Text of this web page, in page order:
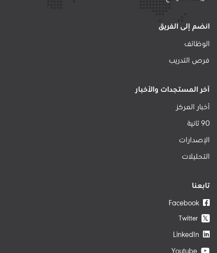
انضم إلى الفريق
الوظائف
فرص التدريب
آخر المستجدات والأخبار
أخبار المركز
90 ثانية
الإصدارات
التحليلات
تابعنا
𝕏
Twitter